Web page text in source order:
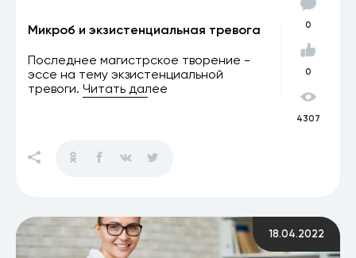
Микроб и экзистенциальная тревога
Последнее магистрское творение -
эссе на тему экзистенциальной
тревоги. Читать далее
0
0
4307
18.04.2022